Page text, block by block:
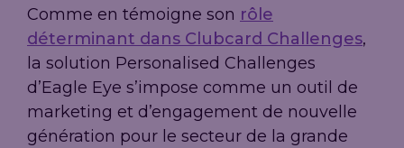
Comme en témoigne son rôle
déterminant dans Clubcard Challenges,
la solution Personalised Challenges
d’Eagle Eye s’impose comme un outil de
marketing et d’engagement de nouvelle
génération pour le secteur de la grande